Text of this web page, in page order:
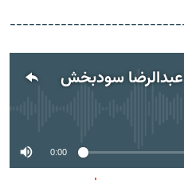
0:00